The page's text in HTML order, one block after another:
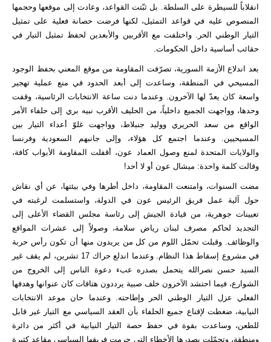
انقلاباً للسيطرة على السلطة. بل ثبّتت القواعد، وعادت إلى موقعها وحجمها
المنصوص عليه في قواعد التمثيل، لكنها فرضت حصانة فعلية على تمثيل
التيار الوطني الحر. واختلفت مع الأقربين والأبعدين لحفظ تمثيل التيار في
حقائب أساسية داخل الحكومات.
بعد اندلاع الأزمة السورية، تصرّفت المقاومة من موقع المعني بحفظ الوجود
المسيحي في المنطقة، وساعدت إلى أبعد الحدود في منع عملية تهجير
واسعة كان يعدّ لها الآخرون. وعندما دنت ساعة الانتخابات الرئاسية، وقفت
وحدها، وواجهت الجميع داخلياً، من الحليف الأقرب نبيه بري إلى حلفاء الأمر
الواقع من سعد الحريري ووليد جنبلاط، وواجهت غلوّ أعداء التيار بين
المسيحيين. وعندما اجتمع كل هؤلاء، وإلى جانبهم السعودية وفرنسا
والولايات المتحدة لمنع وصول العماد عون، أقفلت المقاومة الأبواب كافة،
وقالت كلمة واحدة: ميشال عون أو لا أحد!
مضت السنوات، وامتنعت المقاومة، داخل أطرها وفي بيئتها، عن أي نقاش
حول آلية عمل فريق الرئيس عون في الدولة، واستسلمت لرغبته في
تعيينات جوهرية، من قيادة الجيش إلى رئاسة مجلس القضاء الأعلى إلى
التجديد لحاكم مصرف لبنان رياض سلامة، وصولاً إلى عشرات المواقع
والوظائف. وقبلت تحمّل اللوم من كل من يريدون منها أن تكون رأس حربة
في مشروع إسقاط هذا النظام. وعندما اندلع حراك 17 تشرين، لم يقف غير
السيد حسن نصرالله يتحمل بصدره عبء دعوة الناس إلى الخروج من
الشوارع، فيما احتشد الآخرون خلف صبية يرددون هتافات كان عنوانها وهدفها
الفعلي عزل التيار الوطني الحر وإطاحته. وعندما حان موعد الانتخابات
النيابية، ضغطت لإقناع جميع الحلفاء بأن العقد السياسي مع التيار غير قابل
للطعن، وساعدت بقوة في حفظ حصة التيار النيابية في أكثر من دائرة
ومنطقة، وتحمّلت بصدرها الأخطاء التي حرمت فريقها السياسي مقاعد كثيرة